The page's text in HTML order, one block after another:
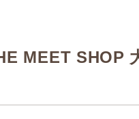
MEET SHOP